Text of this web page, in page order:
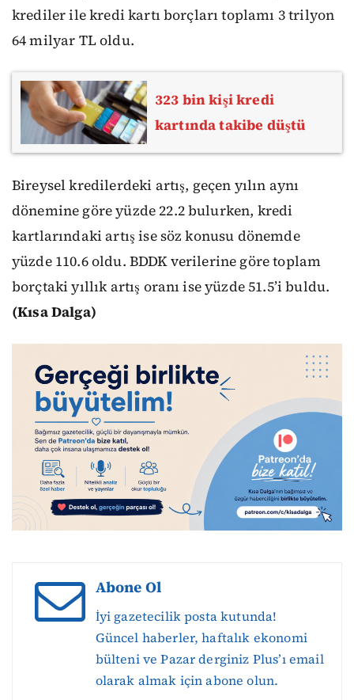
krediler ile kredi kartı borçları toplamı 3 trilyon
64 milyar TL oldu.
323 bin kişi kredi
kartında takibe düştü
Bireysel kredilerdeki artış, geçen yılın aynı
dönemine göre yüzde 22.2 bulurken, kredi
kartlarındaki artış ise söz konusu dönemde
yüzde 110.6 oldu. BDDK verilerine göre toplam
borçtaki yıllık artış oranı ise yüzde 51.5’i buldu.
(Kısa Dalga)
Abone Ol
İyi gazetecilik posta kutunda!
Güncel haberler, haftalık ekonomi
bülteni ve Pazar derginiz Plus’ı email
olarak almak için abone olun.